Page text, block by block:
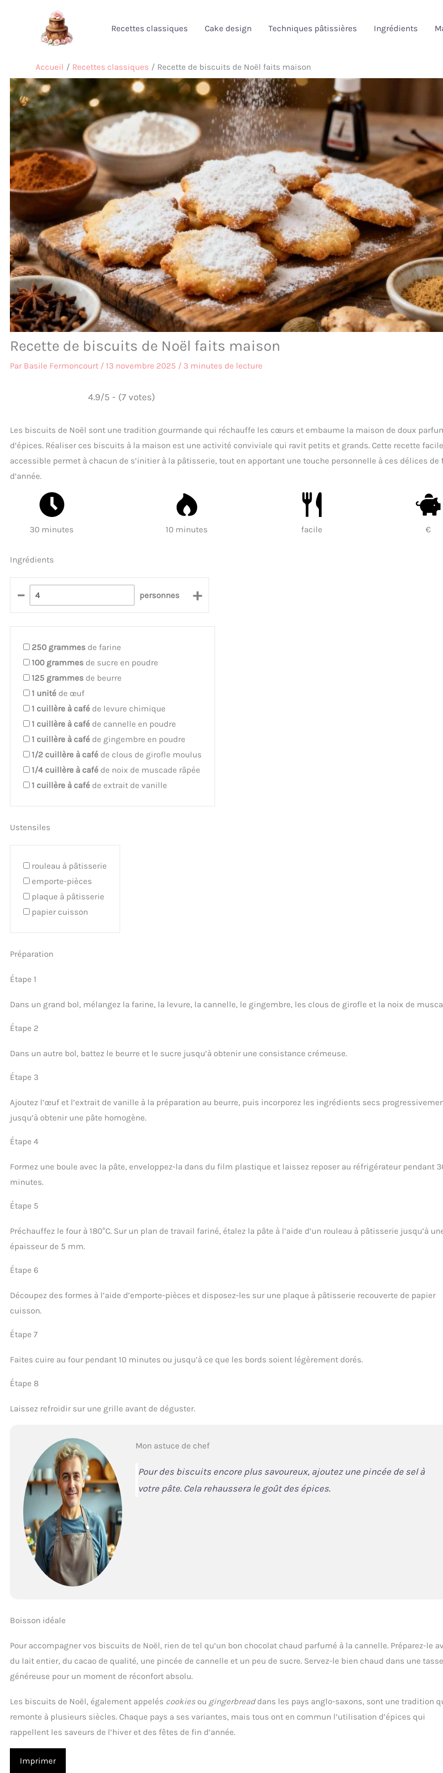
Recettes classiques Cake design Techniques pâtissières Ingrédients
Accueil Recettes classiques Recette de biscuits de Noël faits maison
Recette de biscuits de Noël faits maison
Par Basile Fermoncourt / 13 novembre 2025 / 3 minutes de lecture
4.9/5 - (7 votes)
Les biscuits de Noël sont une tradition gourmande qui réchauffe les cœurs et embaume la maison de doux
d’épices. Réaliser ces biscuits à la maison est une activité conviviale qui ravit petits et grands. Cette recette
accessible permet à chacun de s’initier à la pâtisserie, tout en apportant une touche personnelle à ces délices de
d’année.
30 minutes 10 minutes facile €
Ingrédients
– personnes +
250 grammes de farine
100 grammes de sucre en poudre
125 grammes de beurre
1 unité de œuf
1 cuillère à café de levure chimique
1 cuillère à café de cannelle en poudre
1 cuillère à café de gingembre en poudre
1/2 cuillère à café de clous de girofle moulus
1/4 cuillère à café de noix de muscade râpée
1 cuillère à café de extrait de vanille
Ustensiles
rouleau à pâtisserie
emporte-pièces
plaque à pâtisserie
papier cuisson
Préparation
Étape 1
Dans un grand bol, mélangez la farine, la levure, la cannelle, le gingembre, les clous de girofle et la noix de
Étape 2
Dans un autre bol, battez le beurre et le sucre jusqu’à obtenir une consistance crémeuse.
Étape 3
Ajoutez l’œuf et l’extrait de vanille à la préparation au beurre, puis incorporez les ingrédients secs
jusqu’à obtenir une pâte homogène.
Étape 4
Formez une boule avec la pâte, enveloppez-la dans du film plastique et laissez reposer au réfrigérateur pendant
minutes.
Étape 5
Préchauffez le four à 180°C. Sur un plan de travail fariné, étalez la pâte à l’aide d’un rouleau à pâtisserie jusqu’à
épaisseur de 5 mm.
Étape 6
Découpez des formes à l’aide d’emporte-pièces et disposez-les sur une plaque à pâtisserie recouverte de papier
cuisson.
Étape 7
Faites cuire au four pendant 10 minutes ou jusqu’à ce que les bords soient légèrement dorés.
Étape 8
Laissez refroidir sur une grille avant de déguster.
Mon astuce de chef
Pour des biscuits encore plus savoureux, ajoutez une pincée de sel à
votre pâte. Cela rehaussera le goût des épices.
Boisson idéale
Pour accompagner vos biscuits de Noël, rien de tel qu’un bon chocolat chaud parfumé à la cannelle. Préparez-le
du lait entier, du cacao de qualité, une pincée de cannelle et un peu de sucre. Servez-le bien chaud dans une tasse
généreuse pour un moment de réconfort absolu.
Les biscuits de Noël, également appelés cookies ou gingerbreaddans les pays anglo-saxons, sont une tradition
remonte à plusieurs siècles. Chaque pays a ses variantes, mais tous ont en commun l’utilisation d’épices qui
rappellent les saveurs de l’hiver et des fêtes de fin d’année.
Imprimer